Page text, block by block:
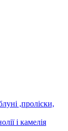
,проліски,
і камелія